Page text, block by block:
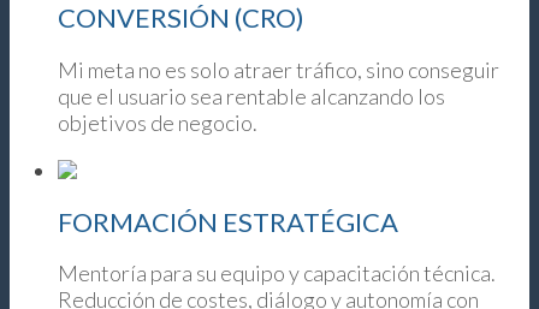
CONVERSIÓN (CRO)
Mi meta no es solo atraer tráfico, sino conseguir
que el usuario sea rentable alcanzando los
objetivos de negocio.
FORMACIÓN ESTRATÉGICA
Mentoría para su equipo y capacitación técnica.
Reducción de costes, diálogo y autonomía con